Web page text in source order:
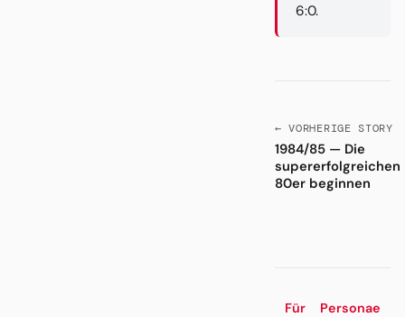
6:0.
← VORHERIGE STORY
1984/85 — Die
supererfolgreichen
80er beginnen
Für
Personae